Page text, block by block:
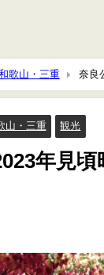
歌山・三重
奈良
山・三重 観光
年見